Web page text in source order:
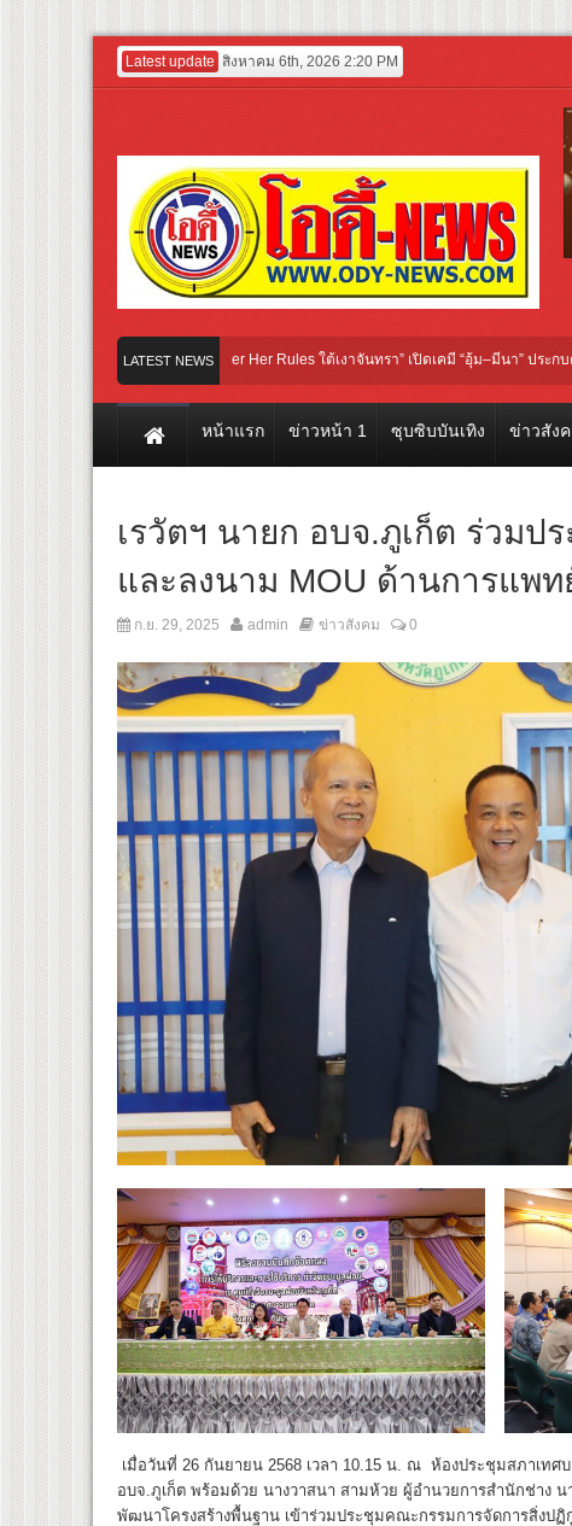
Latest update สิงหาคม 6th, 2026 2:20 PM
LATEST NEWS
สรวงซีรีส์ iQIYI Original “Under Her Rules ใต้เงาจันทรา” เปิดเคมี “อุ้ม–มีนา” ประกบคู่ค
ย่างแรก! ภาพยนตร์ฟอร์มยักษ์ ‘คุณยายวรนาฏ’ (INHERIT) เตรียมคายตะขาบหนังไทยใ
หน้าแรก ข่าวหน้า 1 ซุบซิบบันเทิง ข่าวสัง
เรวัตฯ นายก อบจ.ภูเก็ต ร่วมป
และลงนาม MOU ด้านการแพ
ก.ย. 29, 2025 admin ข่าวสังคม 0
เมื่อวันที่ 26 กันยายน 2568 เวลา 10.15 น. ณ ห้องประชุมสภาเทศ
อบจ.ภูเก็ต พร้อมด้วย นางวาสนา สามห้วย ผู้อำนวยการสำนักช่าง
พัฒนาโครงสร้างพื้นฐาน เข้าร่วมประชุมคณะกรรมการจัดการสิ่งปฏิ